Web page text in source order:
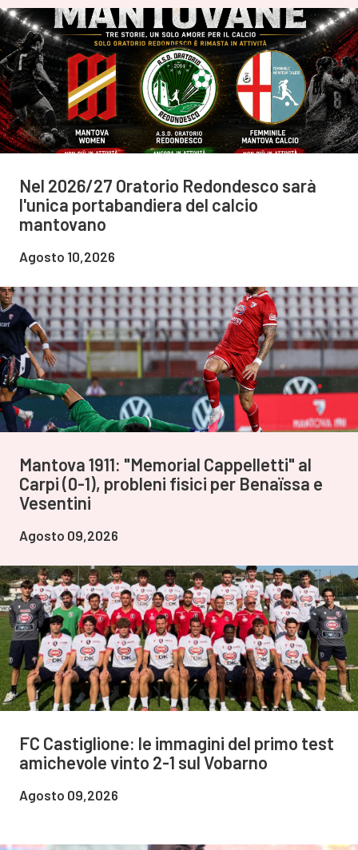
Nel 2026/27 Oratorio Redondesco sarà
l'unica portabandiera del calcio
mantovano
Agosto 10,2026
Mantova 1911: "Memorial Cappelletti" al
Carpi (0-1), probleni fisici per Benaïssa e
Vesentini
Agosto 09,2026
FC Castiglione: le immagini del primo test
amichevole vinto 2-1 sul Vobarno
Agosto 09,2026